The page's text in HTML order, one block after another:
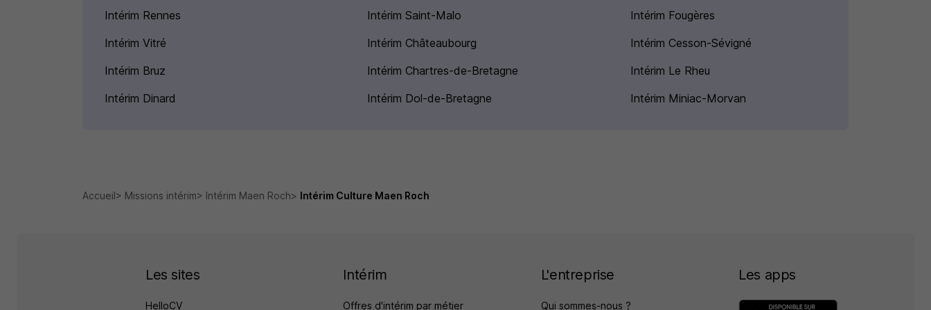
Intérim Rennes Intérim Saint-Malo
Intérim Fougères
Intérim Vitré
Intérim Châteaubourg
Intérim Cesson-Sévigné
Intérim Bruz
Intérim Chartres-de-Bretagne
Intérim Le Rheu
Intérim Dinard
Intérim Dol-de-Bretagne Intérim Miniac-Morvan
Accueil Missions intérim Intérim Maen Roch Intérim Culture Maen Roch
Les sites
HelloCV
Intérim
Offres d'intérim par métier
L'entreprise
Qui sommes-nous ?
Les apps